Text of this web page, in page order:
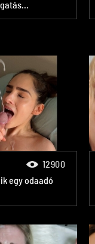
egy odaadó
12900